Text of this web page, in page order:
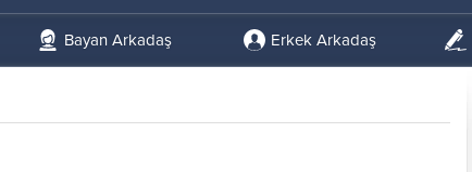
Bayan Arkadaş Erkek Arkadaş